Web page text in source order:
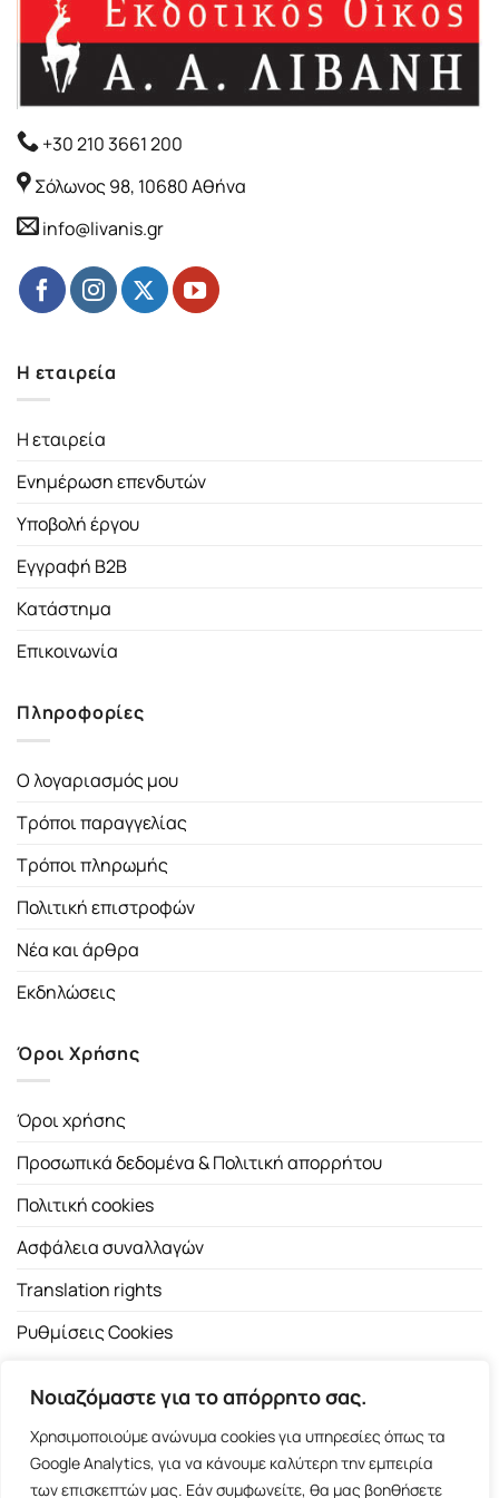
Νοιαζόμαστε για το απόρρητο σας.
Χρησιμοποιούμε ανώνυμα cookies για υπηρεσίες όπως τα
Google Analytics, για να κάνουμε καλύτερη την εμπειρία
των επισκεπτών μας. Εάν συμφωνείτε, θα μας βοηθήσετε
+30 210 3661 200
Σόλωνος 98, 10680 Αθήνα
info@livanis.gr
Η εταιρεία
Η εταιρεία
Ενημέρωση επενδυτών
Υποβολή έργου
Εγγραφή B2B
Κατάστημα
Επικοινωνία
Πληροφορίες
Ο λογαριασμός μου
Τρόποι παραγγελίας
Τρόποι πληρωμής
Πολιτική επιστροφών
Νέα και άρθρα
Εκδηλώσεις
Όροι Χρήσης
Όροι χρήσης
Προσωπικά δεδομένα & Πολιτική απορρήτου
Πολιτική cookies
Ασφάλεια συναλλαγών
Translation rights
Ρυθμίσεις Cookies